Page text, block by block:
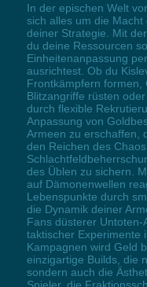
In der epischen Welt
sich alles um die
deiner Strategie. Mit
du deine Ressourcen
Einheitenanpassung
ausrichtest. Ob du
Frontkämpfern formen,
Blitzangriffe rüsten
durch flexible
Anpassung von
Armeen zu erschaffen,
den Reichen des
des Üblen zu sichern.
auf Dämonenwellen
Lebenspunkte durch
die Dynamik deiner
Fans düsterer
taktischer Experimente
Kampagnen wird Geld
einzigartige Builds, die
sondern auch die